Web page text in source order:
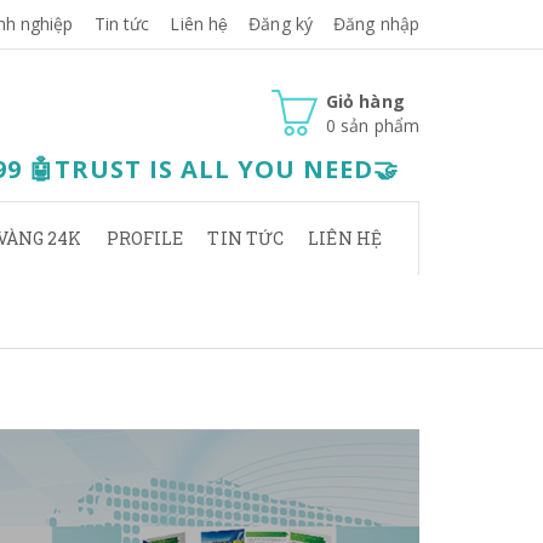
nghiệp Tin tức Liên hệ Đăng ký Đăng nhập
Giỏ hàng
0 sản phẩm
🤖TRUST IS ALL YOU NEED🤝
24K PROFILE TIN TỨC LIÊN HỆ